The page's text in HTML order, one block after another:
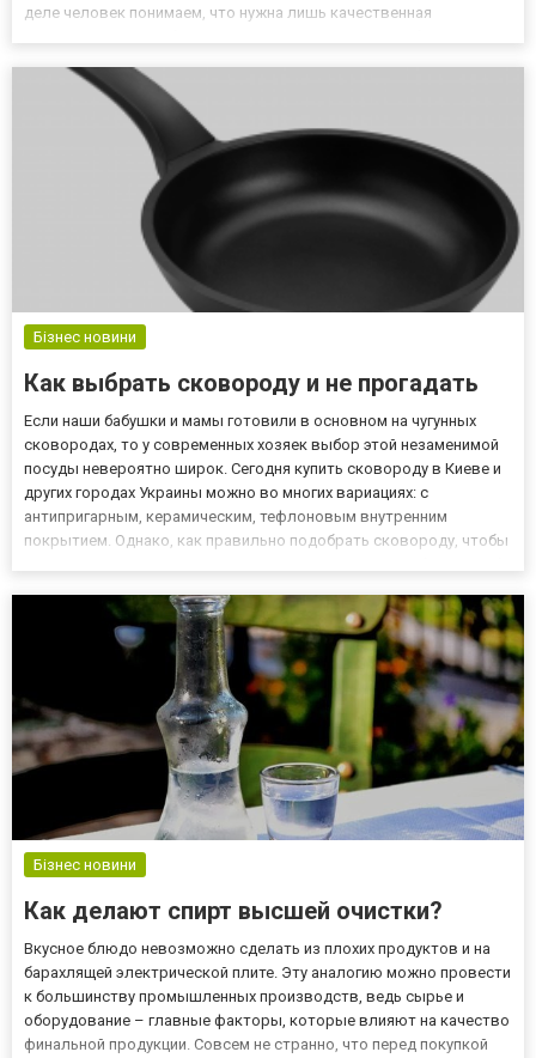
деле человек понимаем, что нужна лишь качественная
расходными материалам...
Бізнес новини
Как выбрать сковороду и не прогадать
Если наши бабушки и мамы готовили в основном на чугунных
сковородах, то у современных хозяек выбор этой незаменимой
посуды невероятно широк. Сегодня купить сковороду в Киеве и
других городах Украины можно во многих вариациях: с
антипригарным, керамическим, тефлоновым внутренним
покрытием. Однако, как правильно подобрать сковороду, чтобы
Бізнес новини
Как делают спирт высшей очистки?
Вкусное блюдо невозможно сделать из плохих продуктов и на
барахлящей электрической плите. Эту аналогию можно провести
к большинству промышленных производств, ведь сырье и
оборудование – главные факторы, которые влияют на качество
финальной продукции. Совсем не странно, что перед покупкой